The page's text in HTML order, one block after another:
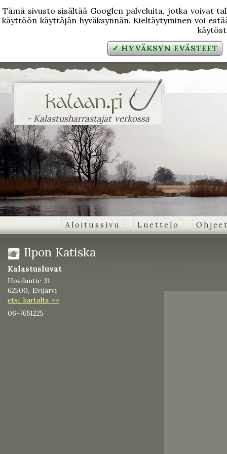
Tämä sivusto sisältää Googlen palveluita, jotka voivat
käyttöön käyttäjän hyväksynnän. Kieltäytyminen voi
✓ HYVÄKSYN EVÄSTEET
- Kalastusharrastajat verkossa
Aloitussivu Luettelo
Ilpon Katiska
Kalastusluvat
Hovilantie 31
62500, Evijärvi
etsi kartalta >>
06-7651225